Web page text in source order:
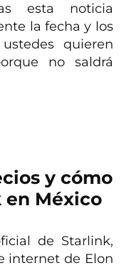
esta noticia
la fecha y los
quieren
no saldrá
y cómo
México
de Starlink,
internet de Elon